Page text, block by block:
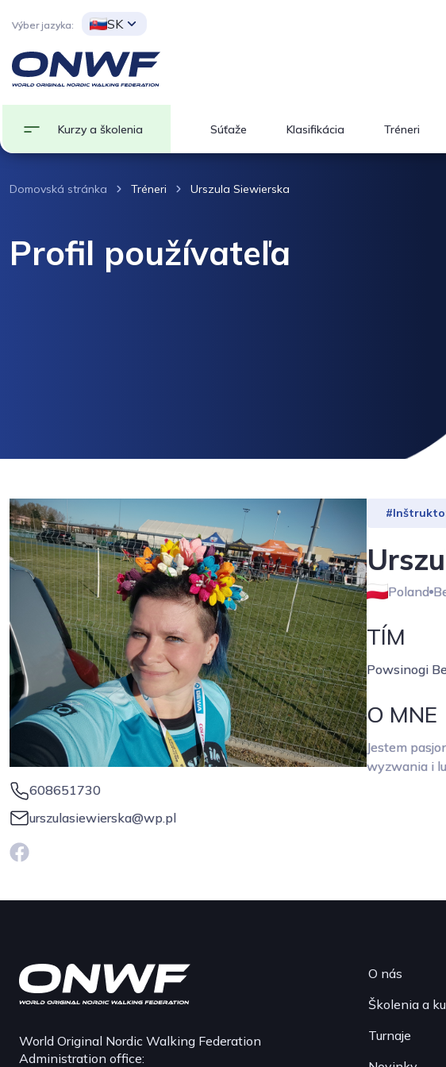
Výber jazyka: SK
Kurzy a školenia Súťaže Klasifikácia Tréneri
Domovská stránka Tréneri Urszula Siewierska
Profil používateľa
608651730
urszulasiewierska@wp.pl
Poland
TÍM
Powsinogi
O MNE
Jestem
wyzwania i
World Original Nordic Walking Federation
Administration office:
O nás
Školenia a
Turnaje